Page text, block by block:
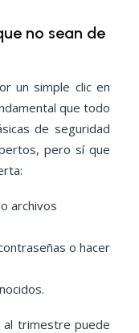
no sean de
un simple clic en
que todo
de seguridad
pero sí que
archivos
o hacer
al trimestre puede